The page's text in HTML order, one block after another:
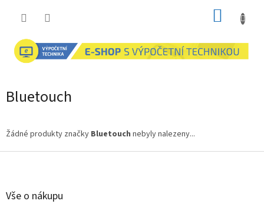
Bluetouch
Žádné produkty značky Bluetouch nebyly nalezeny...
Z
Vše o nákupu